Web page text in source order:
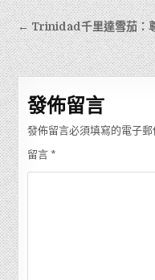
文
章
導
覽
← Trinidad千里達雪茄：
發佈留言
發佈留言必須填寫的電子郵
留言 *